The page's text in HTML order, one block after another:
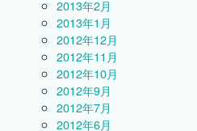
2013年2月
2013年1月
2012年12月
2012年11月
2012年10月
2012年9月
2012年7月
2012年6月